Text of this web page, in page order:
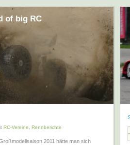
of big RC
RC-Vereine Rennberichte
2011 hätte man sich